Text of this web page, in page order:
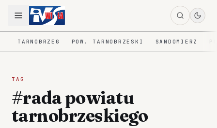
TARNOBRZEG POW. TARNOBRZESKI SANDOMIERZ
TAG
#rada powiatu
tarnobrzeskiego